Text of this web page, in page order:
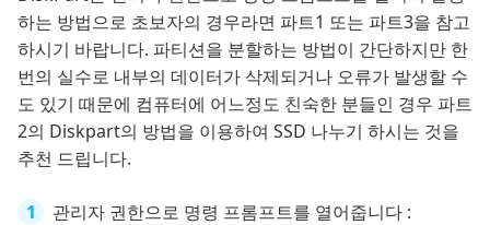
하는 방법으로 초보자의 경우라면 파트1 또는 파트3을 참고
하시기 바랍니다. 파티션을 분할하는 방법이 간단하지만 한
번의 실수로 내부의 데이터가 삭제되거나 오류가 발생할 수
도 있기 때문에 컴퓨터에 어느정도 친숙한 분들인 경우 파트
2의 Diskpart의 방법을 이용하여 SSD 나누기 하시는 것을
추천 드립니다.
관리자 권한으로 명령 프롬프트를 열어줍니다 :